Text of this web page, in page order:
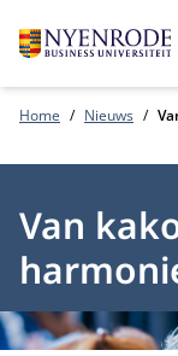
Home Nieuws
Van